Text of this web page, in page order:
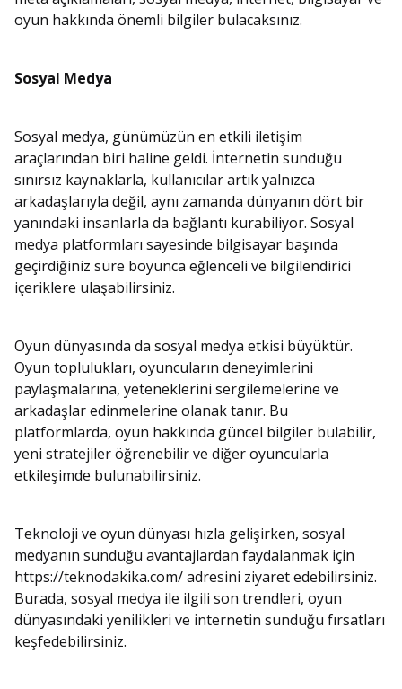
oyun hakkında önemli bilgiler bulacaksınız.
Sosyal Medya
Sosyal medya, günümüzün en etkili iletişim
araçlarından biri haline geldi. İnternetin sunduğu
sınırsız kaynaklarla, kullanıcılar artık yalnızca
arkadaşlarıyla değil, aynı zamanda dünyanın dört bir
yanındaki insanlarla da bağlantı kurabiliyor. Sosyal
medya platformları sayesinde bilgisayar başında
geçirdiğiniz süre boyunca eğlenceli ve bilgilendirici
içeriklere ulaşabilirsiniz.
Oyun dünyasında da sosyal medya etkisi büyüktür.
Oyun toplulukları, oyuncuların deneyimlerini
paylaşmalarına, yeteneklerini sergilemelerine ve
arkadaşlar edinmelerine olanak tanır. Bu
platformlarda, oyun hakkında güncel bilgiler bulabilir,
yeni stratejiler öğrenebilir ve diğer oyuncularla
etkileşimde bulunabilirsiniz.
Teknoloji ve oyun dünyası hızla gelişirken, sosyal
medyanın sunduğu avantajlardan faydalanmak için
https://teknodakika.com/ adresini ziyaret edebilirsiniz.
Burada, sosyal medya ile ilgili son trendleri, oyun
dünyasındaki yenilikleri ve internetin sunduğu fırsatları
keşfedebilirsiniz.